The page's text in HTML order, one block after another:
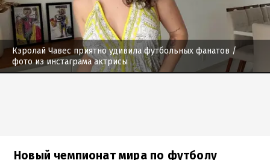
Кэролай Чавес приятно удивила футбольных фанатов /
фото из инстаграма актрисы
Новый чемпионат мира по футболу